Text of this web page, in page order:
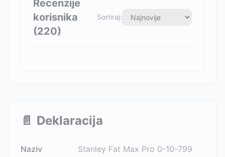
Recenzije
korisnika
(220)
Sortiraj:
📄 Deklaracija
Naziv
Stanley Fat Max Pro 0-10-799